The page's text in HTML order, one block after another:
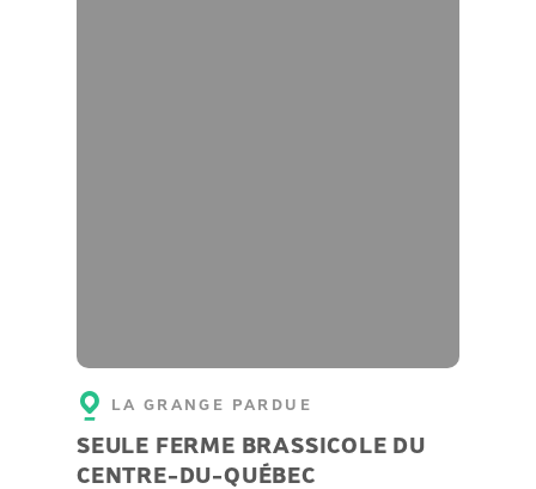
LA GRANGE PARDUE
SEULE FERME BRASSICOLE DU
CENTRE-DU-QUÉBEC